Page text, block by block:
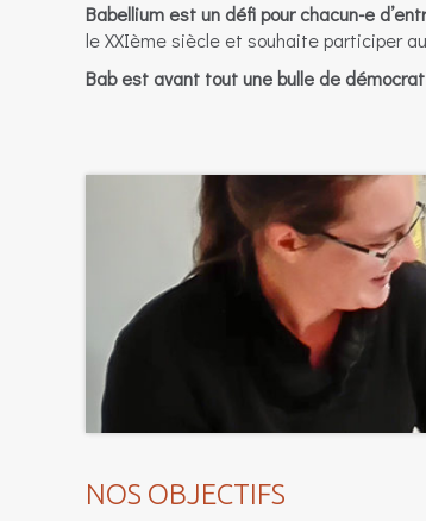
Babellium est un défi pour chacun-e
le XXIème siècle et souhaite participer
Bab est avant tout une bulle de
NOS OBJECTIFS